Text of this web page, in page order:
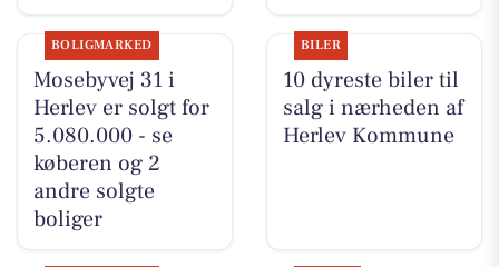
BOLIGMARKED
Mosebyvej 31 i
Herlev er solgt for
5.080.000 - se
køberen og 2
andre solgte
boliger
BILER
10 dyreste biler til
salg i nærheden af
Herlev Kommune